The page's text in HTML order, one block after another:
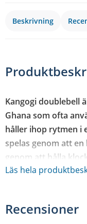
Beskrivning
Kangogi doublebell
Ghana som ofta
håller ihop rytmen i
spelas genom att
genom att hålla
forma tonen efter
instrument: öppna,
svänga fritt, och
Läs hela
Recensioner